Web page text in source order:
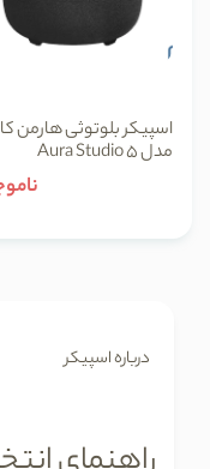
اسپیکر بلوتوثی هارمن
مدل Aura Studio 5
درباره اسپیکر